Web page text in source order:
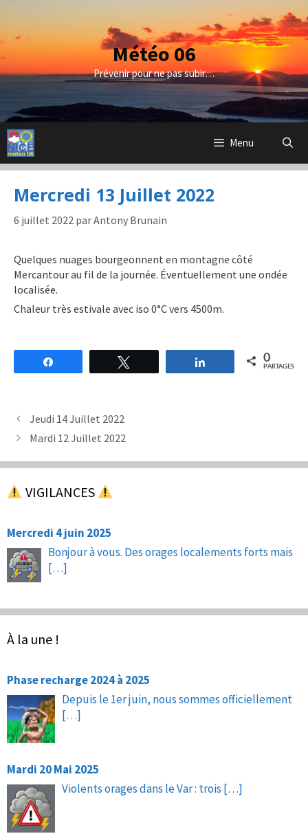
contenu
Météo 06
Prévenir pour ne pas subir…
Menu
Mercredi 13 Juillet 2022
6 juillet 2022 parAntony Brunain
Quelques nuages bourgeonnent en montagne côté
Mercantour au fil de la journée. Éventuellement une ondée
localisée.
Chaleur très estivale avec iso 0°C vers 4500m.
Partagez 0
PARTAGES
Jeudi 14 Juillet 2022
Mardi 12 Juillet 2022
VIGILANCES
Mercredi 4 juin 2025
Bonjour à vous. Des orages localements forts mais
[…]
À la une !
Phase recharge 2024 à 2025
Depuis le 1er juin, nous sommes officiellement
[…]
Mardi 20 Mai 2025
Violents orages dans le Var : trois […]